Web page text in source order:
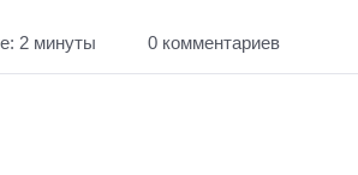
2 минуты 0 комментариев